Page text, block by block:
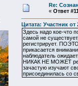
Re:
« Ответ
Цитата: Участник
Здесь надо кое-что
самой не
регистрирует.
прикасается
наблюдатель
НИКАК НЕ МОЖЕТ
зачастую изучают
присоединилась со